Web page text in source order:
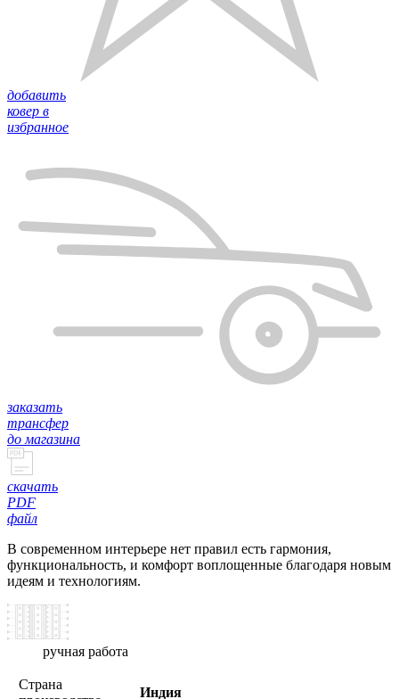
добавить
ковер в
избранное
заказать
трансфер
до магазина
скачать
PDF
файл
В современном интерьере нет правил есть гармония,
функциональность, и комфорт воплощенные благодаря новым
идеям и технологиям.
ручная работа
Страна
Индия